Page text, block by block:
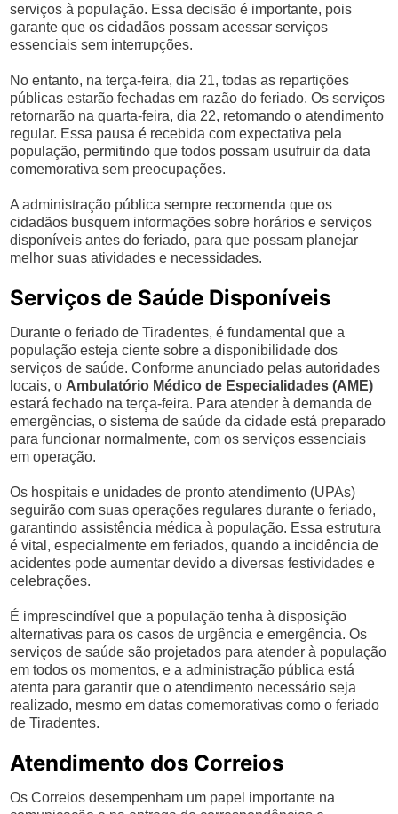
serviços à população. Essa decisão é importante, pois
garante que os cidadãos possam acessar serviços
essenciais sem interrupções.
No entanto, na terça-feira, dia 21, todas as repartições
públicas estarão fechadas em razão do feriado. Os serviços
retornarão na quarta-feira, dia 22, retomando o atendimento
regular. Essa pausa é recebida com expectativa pela
população, permitindo que todos possam usufruir da data
comemorativa sem preocupações.
A administração pública sempre recomenda que os
cidadãos busquem informações sobre horários e serviços
disponíveis antes do feriado, para que possam planejar
melhor suas atividades e necessidades.
Serviços de Saúde Disponíveis
Durante o feriado de Tiradentes, é fundamental que a
população esteja ciente sobre a disponibilidade dos
serviços de saúde. Conforme anunciado pelas autoridades
locais, o Ambulatório Médico de Especialidades (AME)
estará fechado na terça-feira. Para atender à demanda de
emergências, o sistema de saúde da cidade está preparado
para funcionar normalmente, com os serviços essenciais
em operação.
Os hospitais e unidades de pronto atendimento (UPAs)
seguirão com suas operações regulares durante o feriado,
garantindo assistência médica à população. Essa estrutura
é vital, especialmente em feriados, quando a incidência de
acidentes pode aumentar devido a diversas festividades e
celebrações.
É imprescindível que a população tenha à disposição
alternativas para os casos de urgência e emergência. Os
serviços de saúde são projetados para atender à população
em todos os momentos, e a administração pública está
atenta para garantir que o atendimento necessário seja
realizado, mesmo em datas comemorativas como o feriado
de Tiradentes.
Atendimento dos Correios
Os Correios desempenham um papel importante na